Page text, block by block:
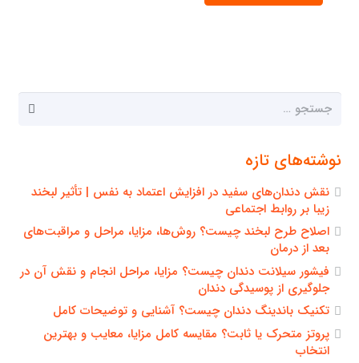
جستجو
نوشته‌های تازه
نقش دندان‌های سفید در افزایش اعتماد به نفس | تأثیر لبخند
زیبا بر روابط اجتماعی
اصلاح طرح لبخند چیست؟ روش‌ها، مزایا، مراحل و مراقبت‌های
بعد از درمان
فیشور سیلانت دندان چیست؟ مزایا، مراحل انجام و نقش آن در
جلوگیری از پوسیدگی دندان
تکنیک باندینگ دندان چیست؟ آشنایی و توضیحات کامل
پروتز متحرک یا ثابت؟ مقایسه کامل مزایا، معایب و بهترین
انتخاب